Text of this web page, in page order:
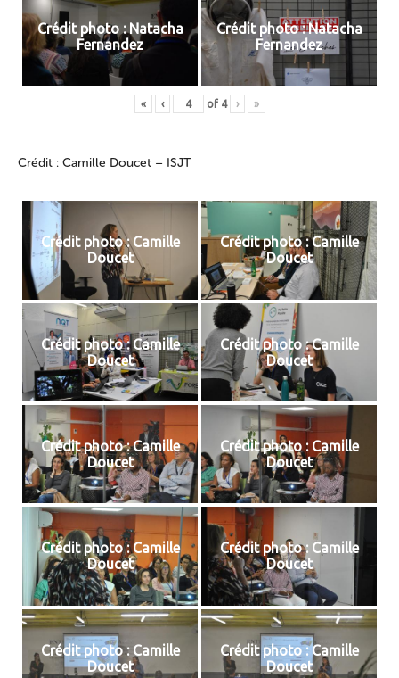
Crédit photo : Natacha
Fernandez
Crédit photo : Natacha
Fernandez
« ‹ of 4 › »
Crédit : Camille Doucet – ISJT
Crédit photo : Camille
Doucet
Crédit photo : Camille
Doucet
Crédit photo : Camille
Doucet
Crédit photo : Camille
Doucet
Crédit photo : Camille
Doucet
Crédit photo : Camille
Doucet
Crédit photo : Camille
Doucet
Crédit photo : Camille
Doucet
Crédit photo : Camille
Doucet
Crédit photo : Camille
Doucet